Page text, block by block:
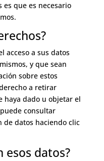
es que es necesario
acceso a sus datos
y que sean
sobre estos
a retirar
haya dado u objetar el
consultar
de datos haciendo clic
esos datos?